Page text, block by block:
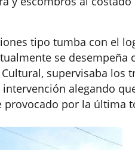
tipo tumba con el
se desempeña
supervisaba los
alegando
provocado por la última